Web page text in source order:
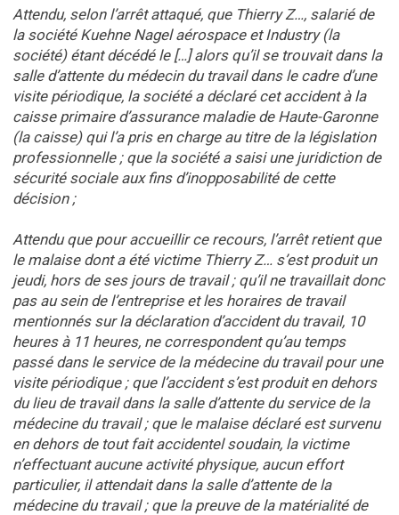
Attendu, selon l’arrêt attaqué, que Thierry Z…, salarié de
la société Kuehne Nagel aérospace et Industry (la
société) étant décédé le […] alors qu’il se trouvait dans la
salle d’attente du médecin du travail dans le cadre d’une
visite périodique, la société a déclaré cet accident à la
caisse primaire d’assurance maladie de Haute-Garonne
(la caisse) qui l’a pris en charge au titre de la législation
professionnelle ; que la société a saisi une juridiction de
sécurité sociale aux fins d’inopposabilité de cette
décision ;
Attendu que pour accueillir ce recours, l’arrêt retient que
le malaise dont a été victime Thierry Z… s’est produit un
jeudi, hors de ses jours de travail ; qu’il ne travaillait donc
pas au sein de l’entreprise et les horaires de travail
mentionnés sur la déclaration d’accident du travail, 10
heures à 11 heures, ne correspondent qu’au temps
passé dans le service de la médecine du travail pour une
visite périodique ; que l’accident s’est produit en dehors
du lieu de travail dans la salle d’attente du service de la
médecine du travail ; que le malaise déclaré est survenu
en dehors de tout fait accidentel soudain, la victime
n’effectuant aucune activité physique, aucun effort
particulier, il attendait dans la salle d’attente de la
médecine du travail ; que la preuve de la matérialité de